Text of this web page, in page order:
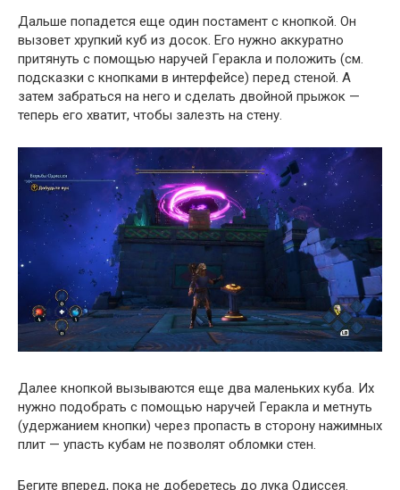
Дальше попадется еще один постамент с кнопкой. Он
вызовет хрупкий куб из досок. Его нужно аккуратно
притянуть с помощью наручей Геракла и положить (см.
подсказки с кнопками в интерфейсе) перед стеной. А
затем забраться на него и сделать двойной прыжок —
теперь его хватит, чтобы залезть на стену.
Далее кнопкой вызываются еще два маленьких куба. Их
нужно подобрать с помощью наручей Геракла и метнуть
(удержанием кнопки) через пропасть в сторону нажимных
плит — упасть кубам не позволят обломки стен.
Бегите вперед, пока не доберетесь до лука Одиссея.